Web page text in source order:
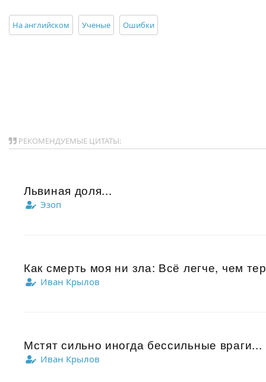
На английском Ученые Ошибки
РЕКОМЕНДУЕМЫЕ ЦИТАТЫ:
Львиная доля...
Эзоп
Как смерть моя ни зла: Всё легче, чем
Иван Крылов
Мстят сильно иногда бессильные враги...
Иван Крылов